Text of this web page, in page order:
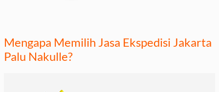
Mengapa Memilih Jasa Ekspedisi Jakarta
Palu Nakulle?